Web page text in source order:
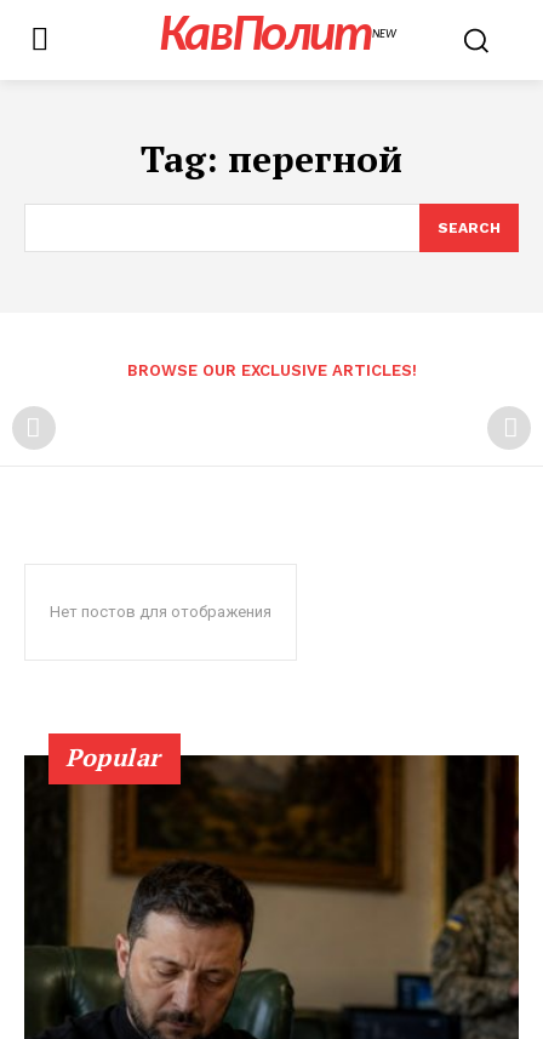
КавПолитNEW
Tag: перегной
SEARCH
BROWSE OUR EXCLUSIVE ARTICLES!
Нет постов для отображения
Popular